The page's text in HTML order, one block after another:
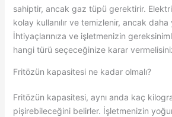
sahiptir, ancak gaz tüpü gerektirir.
kolay kullanılır ve temizlenir, ancak daha
İhtiyaçlarınıza ve işletmenizin
hangi türü seçeceğinize karar
Fritözün kapasitesi ne kadar olmalı?
Fritözün kapasitesi, aynı anda kaç
pişirebileceğini belirler. İşletmenizin